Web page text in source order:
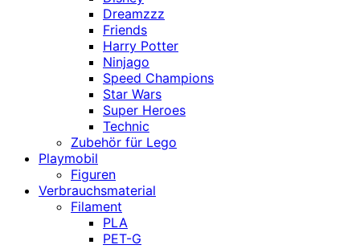
Dreamzzz
Friends
Harry Potter
Ninjago
Speed Champions
Star Wars
Super Heroes
Technic
Zubehör für Lego
Playmobil
Figuren
Verbrauchsmaterial
Filament
PLA
PET-G